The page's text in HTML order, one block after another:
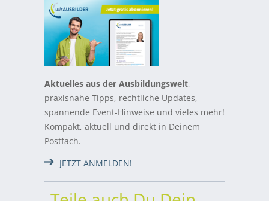
Aktuelles aus der Ausbildungswelt,
praxisnahe Tipps, rechtliche Updates,
spannende Event-Hinweise und vieles mehr!
Kompakt, aktuell und direkt in Deinem
Postfach.
JETZT ANMELDEN!